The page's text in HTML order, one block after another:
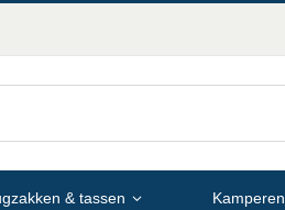
& tassen Kamperen